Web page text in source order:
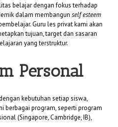
belajar dengan fokus terhadap
dalam membangun self esteem
Guru les privat kami akan
tujuan, target dan sasaran
yang terstruktur.
Personal
kebutuhan setiap siswa,
berbagai program, seperti program
(Singapore, Cambridge, IB),